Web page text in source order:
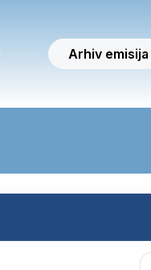
Arhiv emisija